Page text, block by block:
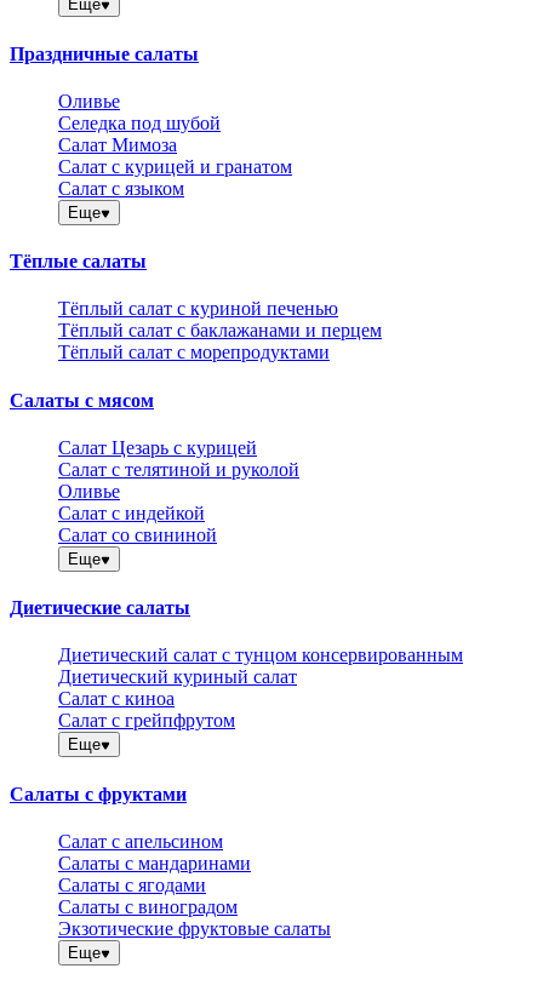
Еще
Праздничные салаты
Оливье
Селедка под шубой
Салат Мимоза
Салат с курицей и гранатом
Салат с языком
Еще
Тёплые салаты
Тёплый салат с куриной печенью
Тёплый салат с баклажанами и перцем
Тёплый салат с морепродуктами
Салаты с мясом
Салат Цезарь с курицей
Салат с телятиной и руколой
Оливье
Салат с индейкой
Салат со свининой
Еще
Диетические салаты
Диетический салат с тунцом консервированным
Диетический куриный салат
Салат с киноа
Салат с грейпфрутом
Еще
Салаты с фруктами
Салат с апельсином
Салаты с мандаринами
Салаты с ягодами
Салаты с виноградом
Экзотические фруктовые салаты
Еще